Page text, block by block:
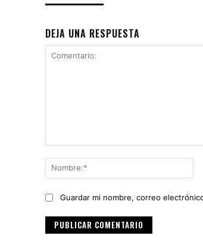
DEJA UNA RESPUESTA
Guardar mi nombre, correo